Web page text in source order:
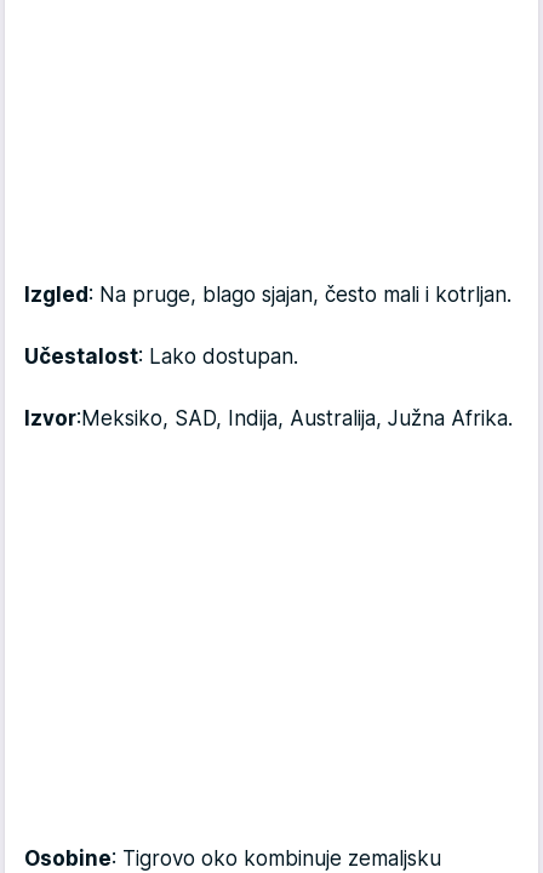
Izgled : Na pruge, blago sjajan, često mali i kotrljan.
Učestalost: Lako dostupan.
Izvor: Meksiko, SAD, Indija, Australija, Južna Afrika.
Osobine: Tigrovo oko kombinuje zemaljsku